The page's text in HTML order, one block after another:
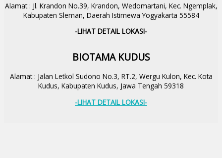
Alamat : Jl. Krandon No.39, Krandon, Wedomartani, Kec. Ngemplak,
Kabupaten Sleman, Daerah Istimewa Yogyakarta 55584
-LIHAT DETAIL LOKASI-
BIOTAMA KUDUS
Alamat : Jalan Letkol Sudono No.3, RT.2, Wergu Kulon, Kec. Kota
Kudus, Kabupaten Kudus, Jawa Tengah 59318
-LIHAT DETAIL LOKASI-